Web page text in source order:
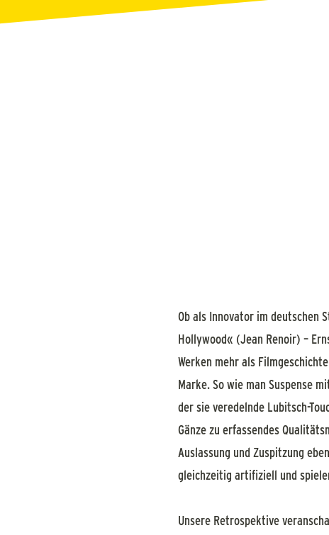
Ob als Innovator im deutschen
Hollywood« (Jean Renoir) –
Werken mehr als
Marke. So wie man Suspense
der sie veredelnde Lubitsch-
Gänze zu erfassendes
Auslassung und Zuspitzung
gleichzeitig artifiziell und
Unsere Retrospektive